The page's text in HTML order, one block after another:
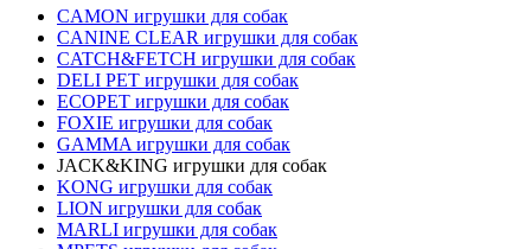
CAMON игрушки для собак
CANINE CLEAR игрушки для собак
CATCH&FETCH игрушки для собак
DELI PET игрушки для собак
ECOPET игрушки для собак
FOXIE игрушки для собак
GAMMA игрушки для собак
JACK&KING игрушки для собак
KONG игрушки для собак
LION игрушки для собак
MARLI игрушки для собак